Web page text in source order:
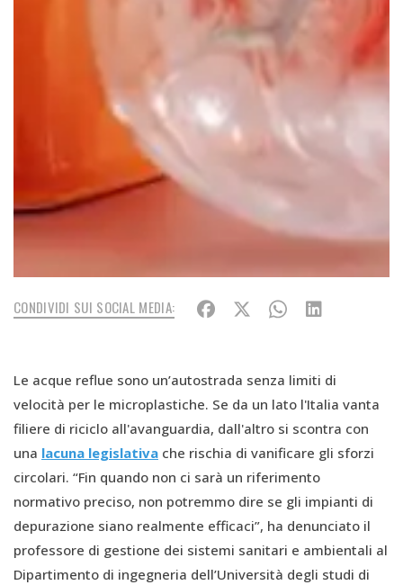
CONDIVIDI SUI SOCIAL MEDIA:
Le acque reflue sono un’autostrada senza limiti di
velocità per le microplastiche. Se da un lato l'Italia vanta
filiere di riciclo all'avanguardia, dall'altro si scontra con
una lacuna legislativa che rischia di vanificare gli sforzi
circolari. “Fin quando non ci sarà un riferimento
normativo preciso, non potremmo dire se gli impianti di
depurazione siano realmente efficaci”, ha denunciato il
professore di gestione dei sistemi sanitari e ambientali al
Dipartimento di ingegneria dell’Università degli studi di